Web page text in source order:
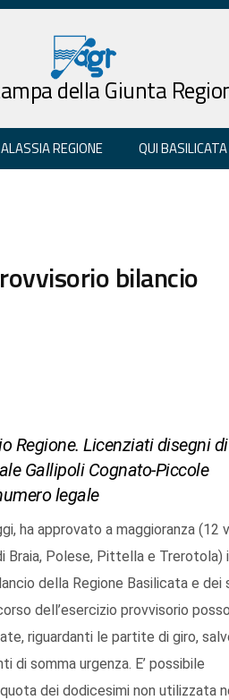
della Giunta
REGIONE QUI BASILICATA
bilancio
Regione. Licenziati disegni di
Gallipoli Cognato-Piccole
legale
ha approvato a maggioranza (12
Braia, Polese, Pittella e Trerotola)
della Regione Basilicata e dei
dell’esercizio provvisorio
riguardanti le partite di giro,
di somma urgenza. E’ possibile
dei dodicesimi non utilizzata